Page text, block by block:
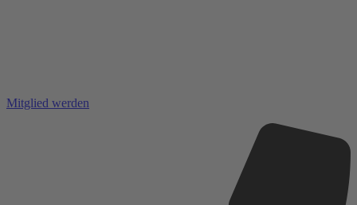
Mitglied werden